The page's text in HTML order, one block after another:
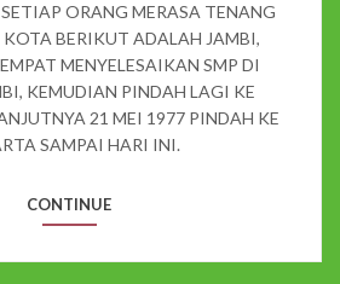
ORANG MERASA TENANG
BERIKUT ADALAH JAMBI,
MENYELESAIKAN SMP DI
KEMUDIAN PINDAH LAGI KE
21 MEI 1977 PINDAH KE
SAMPAI HARI INI.
CONTINUE